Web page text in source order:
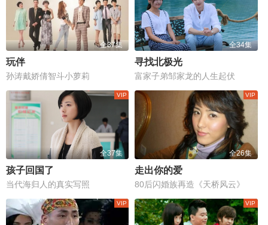
全37集
玩伴
孙涛戴娇倩智斗小萝莉
全34集
寻找北极光
富家子弟邹家龙的人生起伏
全37集
孩子回国了
当代海归人的真实写照
全26集
走出你的爱
80后闪婚族再造《天桥风云》